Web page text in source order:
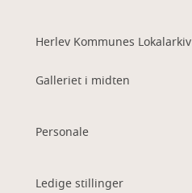
Herlev Kommunes Lokalarkiv
Galleriet i midten
Personale
Ledige stillinger